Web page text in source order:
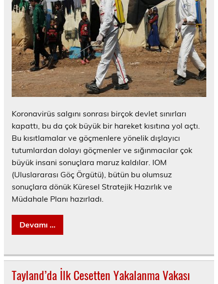
Koronavirüs salgını sonrası birçok devlet sınırları
kapattı, bu da çok büyük bir hareket kısıtına yol açtı.
Bu kısıtlamalar ve göçmenlere yönelik dışlayıcı
tutumlardan dolayı göçmenler ve sığınmacılar çok
büyük insani sonuçlara maruz kaldılar. IOM
(Uluslararası Göç Örgütü), bütün bu olumsuz
sonuçlara dönük Küresel Stratejik Hazırlık ve
Müdahale Planı hazırladı.
Devamı ...
Tayland’da İlk Cesetten Yakalanma Vakası